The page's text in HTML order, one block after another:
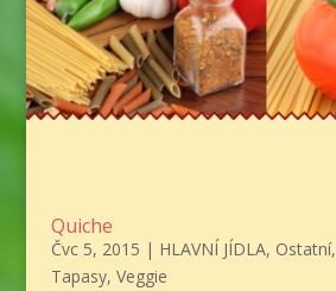
Quiche
Čvc 5, 2015 | HLAVNÍ JÍDLA, Ostatní,
Tapasy, Veggie